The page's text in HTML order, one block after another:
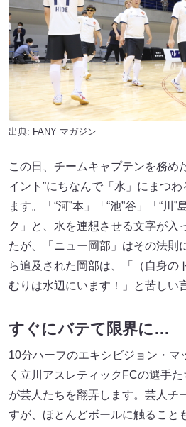
出典: FANY マガジン
この日、チームキャプテンを務め
イント”にちなんで「水」にまつ
ます。「“河”本」「“池”谷」「“川”
ク」と、水を連想させる文字が入
たが、「ニュー岡部」はその法
ら追及された岡部は、「（自身の
むりは水辺にいます！」と苦しい
すぐにバテて限界に…
10分ハーフのエキシビジョン・マ
く立川アスレティックFCの選手
が芸人たちを翻弄します。芸人チ
すが、ほとんどボールに触ること